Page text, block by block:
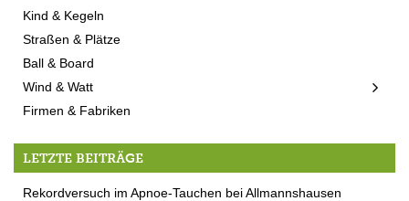
Kind & Kegeln
Straßen & Plätze
Ball & Board
Wind & Watt
Firmen & Fabriken
LETZTE BEITRÄGE
Rekordversuch im Apnoe-Tauchen bei Allmannshausen